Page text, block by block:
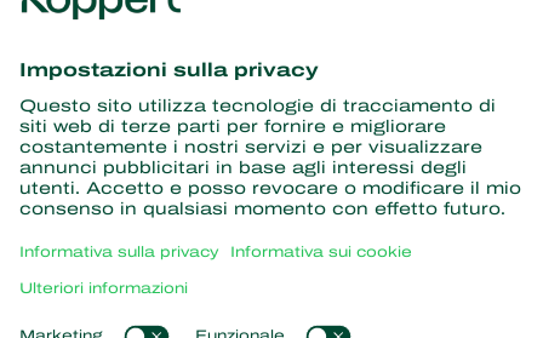
Ricevi le ultime novità e
informazioni
Iscriviti qui
Partner con la natura
Vespe parassite
Nematodi benefici
Informazioni su Koppert